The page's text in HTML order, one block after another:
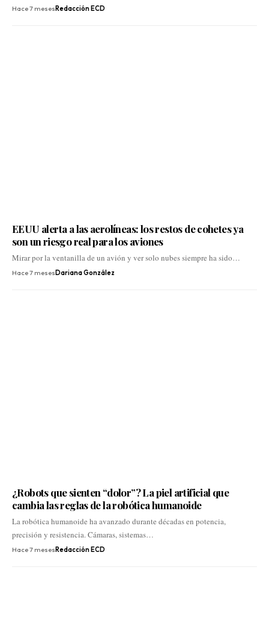
Hace 7 meses Redacción ECD
EEUU alerta a las aerolíneas: los restos de cohetes ya
son un riesgo real para los aviones
Mirar por la ventanilla de un avión y ver solo nubes siempre ha sido…
Hace 7 mesesDariana González
¿Robots que sienten “dolor”? La piel artificial que
cambia las reglas de la robótica humanoide
La robótica humanoide ha avanzado durante décadas en potencia,
precisión y resistencia. Cámaras, sistemas…
Hace 7 meses Redacción ECD